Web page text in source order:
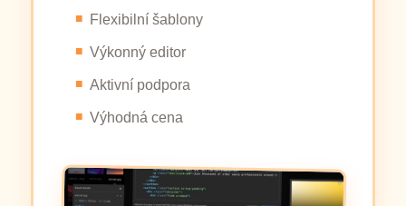
Flexibilní šablony
Výkonný editor
Aktivní podpora
Výhodná cena